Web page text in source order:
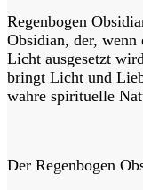
Regenbogen
Obsidian, der,
Licht ausgesetzt
bringt Licht und
wahre spirituelle
Der Regenbogen